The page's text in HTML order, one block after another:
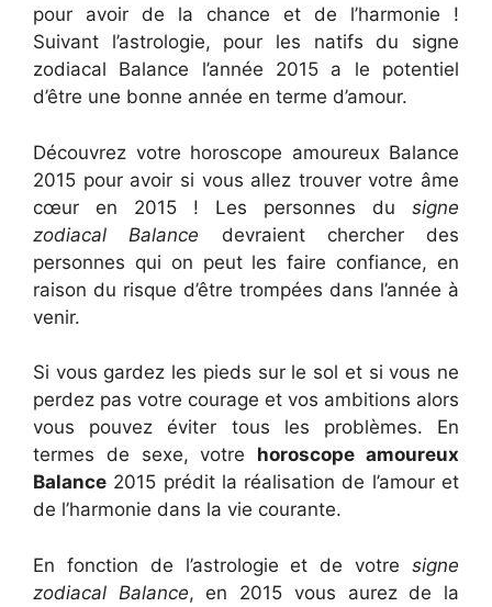
pour avoir de la chance et de l’harmonie !
Suivant l’astrologie, pour les natifs du signe
zodiacal Balance l’année 2015 a le potentiel
d’être une bonne année en terme d’amour.
Découvrez votre horoscope amoureux Balance
2015 pour avoir si vous allez trouver votre âme
cœur en 2015 ! Les personnes du signe
zodiacal Balance devraient chercher des
personnes qui on peut les faire confiance, en
raison du risque d’être trompées dans l’année à
venir.
Si vous gardez les pieds sur le sol et si vous ne
perdez pas votre courage et vos ambitions alors
vous pouvez éviter tous les problèmes. En
termes de sexe, votre horoscope amoureux
Balance 2015 prédit la réalisation de l’amour et
de l’harmonie dans la vie courante.
En fonction de l’astrologie et de votre signe
zodiacal Balance, en 2015 vous aurez de la